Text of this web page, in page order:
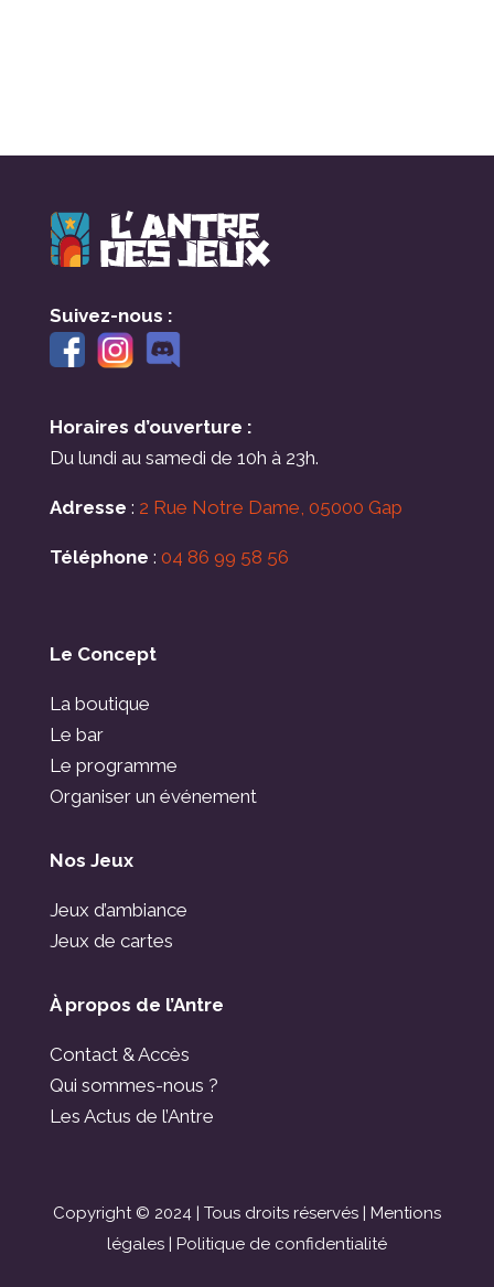
Suivez-nous :
Horaires d’ouverture :
Du lundi au samedi de 10h à 23h.
Adresse : 2 Rue Notre Dame, 05000 Gap
Téléphone : 04 86 99 58 56
Le Concept
La boutique
Le bar
Le programme
Organiser un événement
Nos Jeux
Jeux d’ambiance
Jeux de cartes
À propos de l’Antre
Contact & Accès
Qui sommes-nous ?
Les Actus de l’Antre
Copyright © 2024 | Tous droits réservés | Mentions
légales| Politique de confidentialité